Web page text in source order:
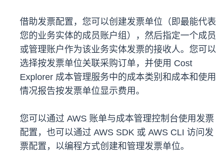
借助发票配置，您可以创建发票单位（即最能代表
您的业务实体的成员账户组），然后指定一个成员
或管理账户作为该业务实体发票的接收人。您可以
选择按发票单位关联采购订单，并使用 Cost
Explorer 成本管理服务中的成本类别和成本和使用
情况报告按发票单位显示费用。
您可以通过 AWS 账单与成本管理控制台使用发票
配置，也可以通过 AWS SDK 或 AWS CLI 访问发
票配置，以编程方式创建和管理发票单位。